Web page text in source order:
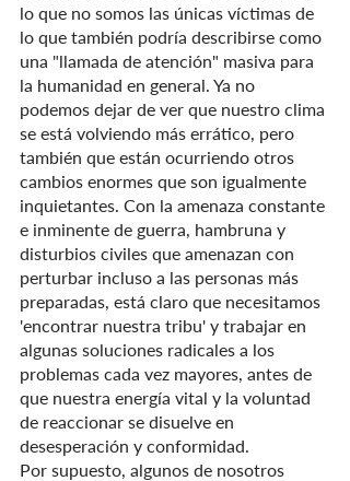
lo que no somos las únicas víctimas de
lo que también podría describirse como
una "llamada de atención" masiva para
la humanidad en general. Ya no
podemos dejar de ver que nuestro clima
se está volviendo más errático, pero
también que están ocurriendo otros
cambios enormes que son igualmente
inquietantes. Con la amenaza constante
e inminente de guerra, hambruna y
disturbios civiles que amenazan con
perturbar incluso a las personas más
preparadas, está claro que necesitamos
'encontrar nuestra tribu' y trabajar en
algunas soluciones radicales a los
problemas cada vez mayores, antes de
que nuestra energía vital y la voluntad
de reaccionar se disuelve en
desesperación y conformidad.
Por supuesto, algunos de nosotros